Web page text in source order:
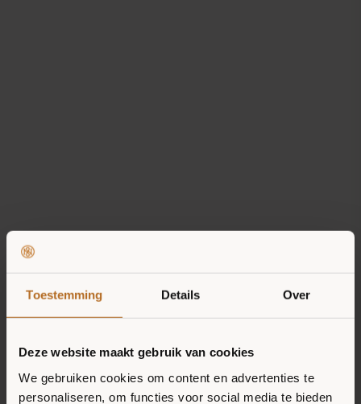
Toestemming Details Over
Deze website maakt gebruik van cookies
We gebruiken cookies om content en advertenties te
personaliseren, om functies voor social media te bieden
RECEPTEN
NIEUWS